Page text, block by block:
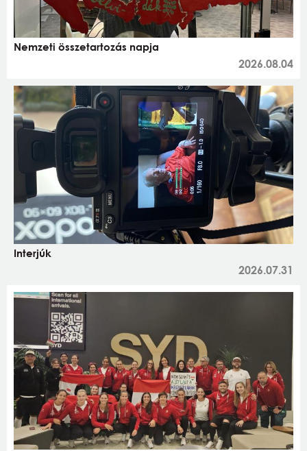
Nemzeti összetartozás napja
2026.08.04
Interjúk
2026.07.31